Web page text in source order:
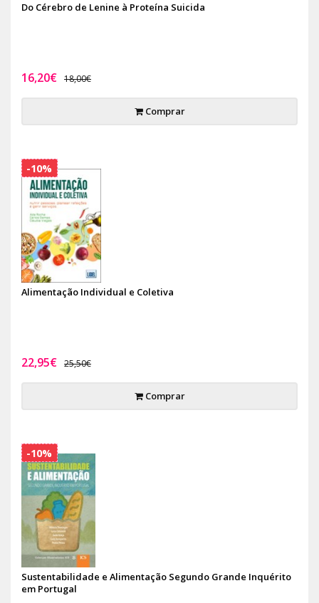
Do Cérebro de Lenine à Proteína Suicida
16,20€ 18,00€
Comprar
Alimentação Individual e Coletiva
22,95€ 25,50€
Comprar
-10%
Sustentabilidade e Alimentação Segundo Grande Inquérito
em Portugal
-10%